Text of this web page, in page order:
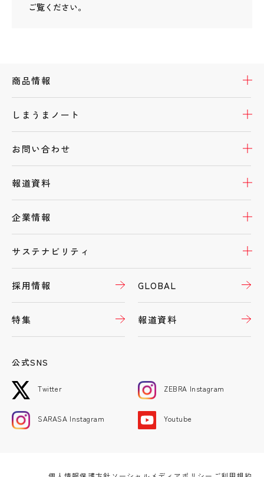
製品情報
替芯を買う
替消しゴムを買う
ご覧ください。
商品情報
しまうまノート
お問い合わせ
報道資料
企業情報
サステナビリティ
採用情報 GLOBAL
特集 報道資料
公式SNS
Twitter ZEBRA Instagram
SARASA Instagram Youtube